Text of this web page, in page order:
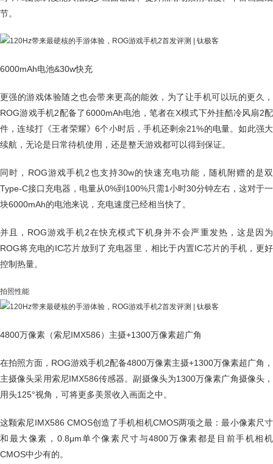
节。
6000mAh电池&30w快充
更强的游戏体验随之也会带来更高的能效，为了让手机可以玩的更久，
ROG游戏手机2配备了6000mAh电池，笔者在X模式下外挂酷冷风扇2配
件，连续打《王者荣耀》6个小时后，手机还剩余21%的电量。如此强大
续航，无论是日常待机使用，还是整天游戏都可以得到保证。
同时，ROG游戏手机2也支持30w的快速充电功能，随机附赠的是双
Type-C接口充电器，电量从0%到100%只需1小时30分钟左右，这对于一
块6000mAh的电池来说，充电速度已经相当快了。
并且，ROG游戏手机2在快充模式下机身并不会严重发热，这是因为
ROG将充电的IC芯片放到了充电器里，相比于内置IC芯片的手机，更好
控制热量。
拍照性能
4800万像素（索尼IMX586）主摄+1300万像素超广角
在拍照方面，ROG游戏手机2配备4800万像素主摄+1300万像素超广角，
主摄像头采用索尼IMX586传感器。副摄像头为1300万像素广角摄像头，
用头125°视角，可将更多美景收入画面之中。
这颗索尼IMX586 CMOS创造了手机相机CMOS两项之最：最小像素尺寸
和最大像素，0.8μm单个像素尺寸与4800万像素都是目前手机相机
CMOS中少有的。